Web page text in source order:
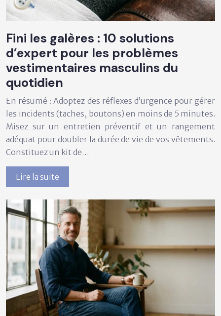
Fini les galères : 10 solutions
d’expert pour les problèmes
vestimentaires masculins du
quotidien
En résumé : Adoptez des réflexes d’urgence pour gérer
les incidents (taches, boutons) en moins de 5 minutes.
Misez sur un entretien préventif et un rangement
adéquat pour doubler la durée de vie de vos vêtements.
Constituez un kit de…
Lire la suite